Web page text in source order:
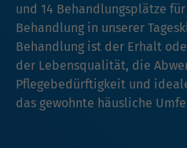
und 14 Behandlungsplätze
Behandlung in unserer
Behandlung ist der Erhalt
der Lebensqualität, die
Pflegebedürftigkeit und
das gewohnte häusliche